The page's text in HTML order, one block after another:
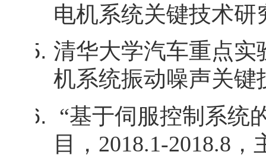
电机系统关键技术研
清华大学汽车重点实
机系统振动噪声关键
“基于伺服控制系统
目， 2018.1-2018.8 ，